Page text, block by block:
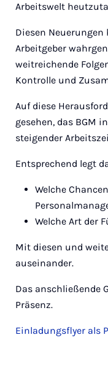
Arbeitswelt
Diesen
Arbeitgeber
weitreichende
Kontrolle und
Auf diese
gesehen, das BGM
steigender
Entsprechend legt
Welche
Welche Art der
Mit diesen und
auseinander.
Das anschließende
Präsenz.
Einladungsflyer als